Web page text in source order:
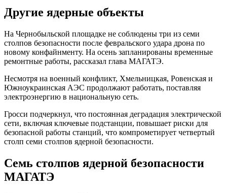
Другие ядерные объекты
На Чернобыльской площадке не соблюдены три из семи
столпов безопасности после февральского удара дрона по
новому конфайнменту. На осень запланированы временные
ремонтные работы, рассказал глава МАГАТЭ.
Несмотря на военный конфликт, Хмельницкая, Ровенская и
Южноукраинская АЭС продолжают работать, поставляя
электроэнергию в национальную сеть.
Гросси подчеркнул, что постоянная деградация электрической
сети, включая ключевые подстанции, повышает риски для
безопасной работы станций, что компрометирует четвертый
столп семи столпов ядерной безопасности.
Семь столпов ядерной безопасности
МАГАТЭ